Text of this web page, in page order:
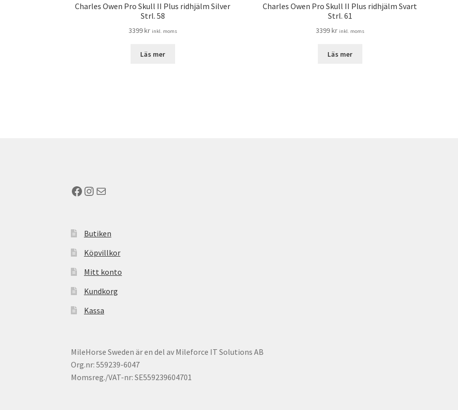
Charles Owen Pro Skull II Plus ridhjälm Silver
Strl. 58
3399kr inkl. moms
Läs mer
Charles Owen Pro Skull II Plus ridhjälm Svart
Strl. 61
3399kr inkl. moms
Läs mer
Facebook
Instagram
E-post
Butiken
Köpvillkor
Mitt konto
Kundkorg
Kassa
MileHorse Sweden är en del av Mileforce IT Solutions AB
Org.nr: 559239-6047
Momsreg./VAT-nr: SE559239604701